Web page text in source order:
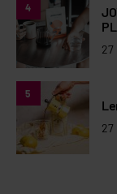
4
27
5
27